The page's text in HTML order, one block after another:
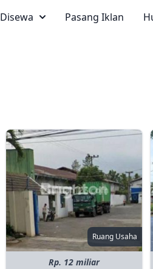
Disewa Pasang Iklan
Ruang Usaha
Rp. 12 miliar